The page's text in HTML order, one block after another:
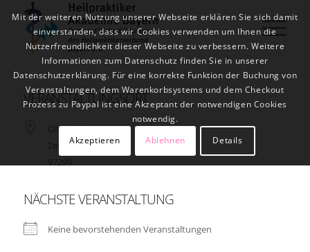
VERANSTALTUNGSORT
Oberzell 1
Zell am Main
NÄCHSTE VERANSTALTUNG
Keine bevorstehenden Veranstaltungen
Mit der weiteren Nutzung unserer Webseite erklären Sie sich damit
einverstanden, dass wir Cookies verwenden um Ihnen die
Nutzerfreundlichkeit dieser Webseite zu verbessern. Weitere
Informationen zum Datenschutz finden Sie in unserer
Datenschutzerklärung. Für eine korrekte Funktion der Buchung von
Veranstaltungen, dem Warenkorbsystems und dem Checkout
Prozess zu Paypal ist eine Akzeptant der notwendigen Cookies
notwendig.
Akzeptieren
Ablehnen Details